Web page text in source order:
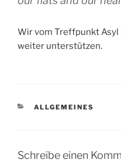
Wir vom Treffpunkt
weiter unterstützen.
KATEGORIEN
ALLGEMEINES
Schreibe einen